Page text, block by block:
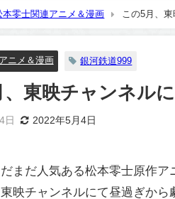
本零士関連アニメ＆漫画 この5月、
ニメ＆漫画 銀河鉄道999
、東映チャンネル
日 2022年5月4日
まだ人気ある松本零士原作ア
映チャンネルにて昼過ぎから